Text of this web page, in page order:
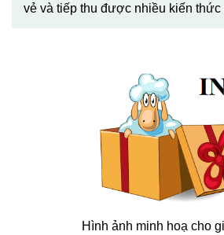
vẻ và tiếp thu được nhiều kiến thức
Hình ảnh minh hoạ cho